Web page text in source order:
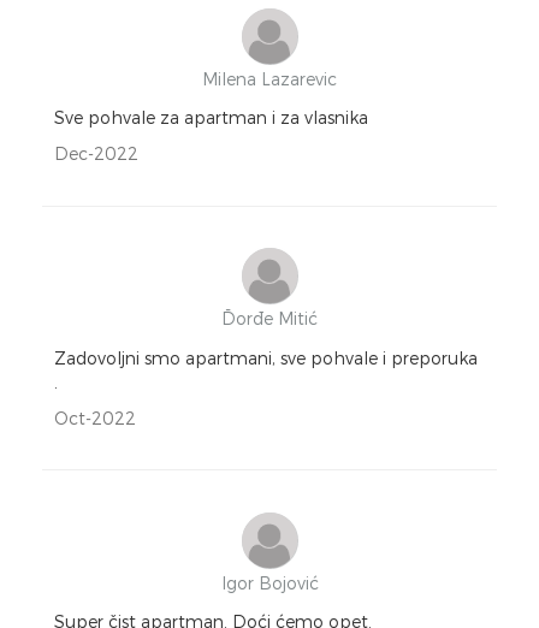
Milena Lazarevic
Sve pohvale za apartman i za vlasnika
Dec-2022
Đorđe Mitić
Zadovoljni smo apartmani, sve pohvale i preporuka
Oct-2022
Igor Bojović
Super čist apartman. Doći ćemo opet.